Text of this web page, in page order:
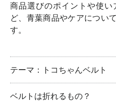
商品選びのポイントや使
ど、青葉商品やケアについ
す。
テーマ：トコちゃんベルト
ベルトは折れるもの？